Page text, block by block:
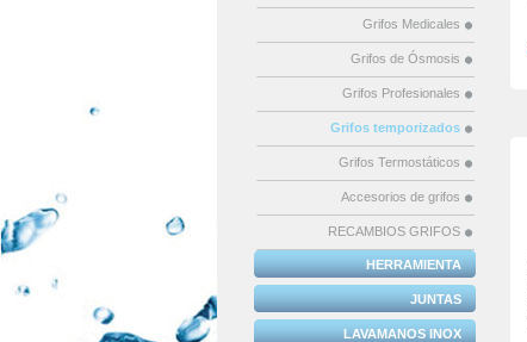
Grifos Medicales
Grifos de Ósmosis
Grifos Profesionales
Grifos temporizados
Grifos Termostáticos
Accesorios de grifos
RECAMBIOS GRIFOS
HERRAMIENTA
JUNTAS
LAVAMANOS INOX